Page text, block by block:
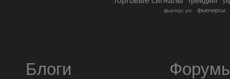
фьючерс ртс фьючерсы
Блоги